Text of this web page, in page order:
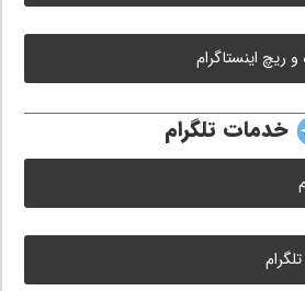
ریچ اینستاگرام
خدمات تلگرام